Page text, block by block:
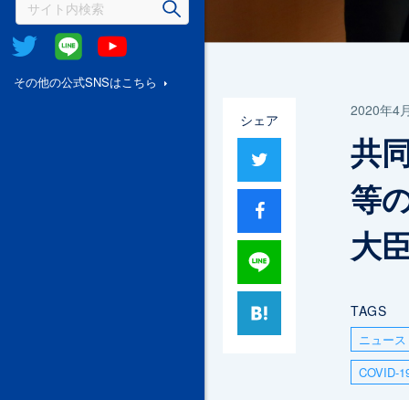
Twitter @Line
その他の公式SNSはこちら
シェア
Lineで送る
2020年4
共
等
大
TAGS
ニュース
COVID-